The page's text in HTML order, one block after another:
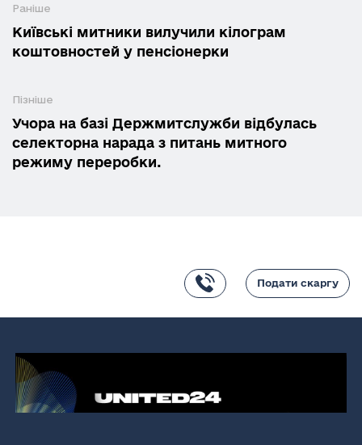
Раніше
Київські митники вилучили кілограм
коштовностей у пенсіонерки
Пізніше
Учора на базі Держмитслужби відбулась
селекторна нарада з питань митного
режиму переробки.
Подати скаргу